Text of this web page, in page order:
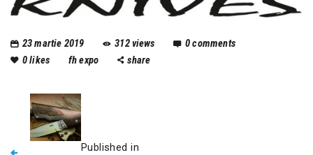
23 martie 2019 312views 0comments
0likes fh expo share
Published in